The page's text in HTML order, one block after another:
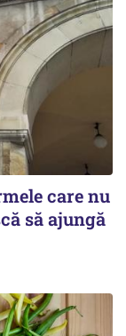
care nu
să ajungă